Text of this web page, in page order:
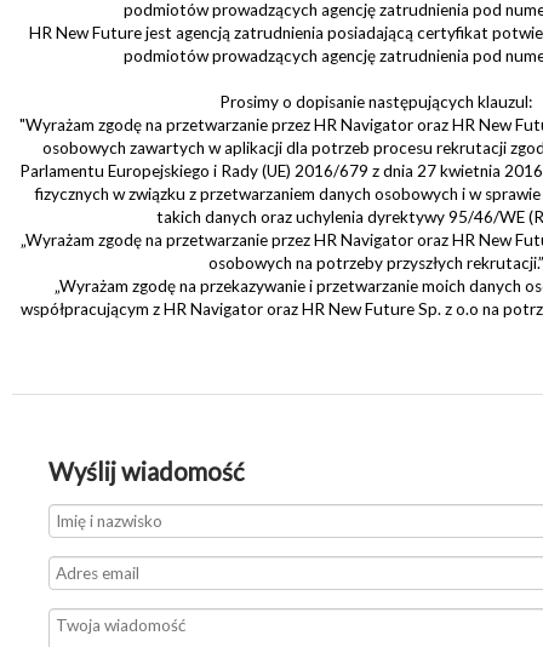
podmiotów prowadzących agencję zatrudnienia pod
HR New Future jest agencją zatrudnienia posiadającą certyfikat
podmiotów prowadzących agencję zatrudnienia pod
Prosimy o dopisanie następujących klauzul:
"Wyrażam zgodę na przetwarzanie przez HR Navigator oraz HR New
osobowych zawartych w aplikacji dla potrzeb procesu rekrutacji
Parlamentu Europejskiego i Rady (UE) 2016/679 z dnia 27 kwietnia
fizycznych w związku z przetwarzaniem danych osobowych i w
takich danych oraz uchylenia dyrektywy 95/46/WE
„Wyrażam zgodę na przetwarzanie przez HR Navigator oraz HR New
osobowych na potrzeby przyszłych rekrutacji.”
„Wyrażam zgodę na przekazywanie i przetwarzanie moich danych
współpracującym z HR Navigator oraz HR New Future Sp. z o.o na
Wyślij wiadomość